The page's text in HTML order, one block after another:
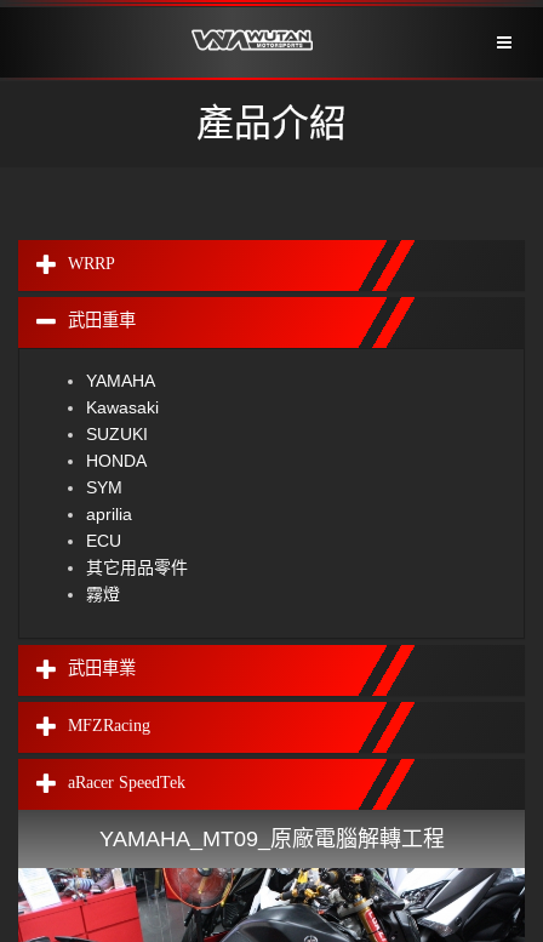
產品介紹
WRRP
武田重車
YAMAHA
Kawasaki
SUZUKI
HONDA
SYM
aprilia
ECU
其它用品零件
霧燈
武田車業
MFZRacing
aRacer SpeedTek
YAMAHA_MT09_原廠電腦解轉工程